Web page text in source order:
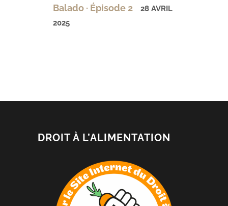
Balado · Épisode 2
28 AVRIL
2025
DROIT À L’ALIMENTATION